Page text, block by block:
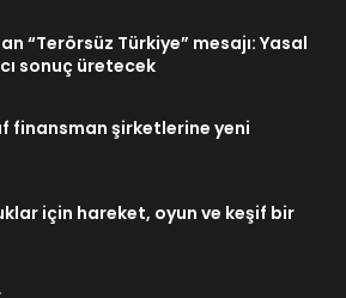
“Terörsüz Türkiye” mesajı: Yasal
sonuç üretecek
finansman şirketlerine yeni
için hareket, oyun ve keşif bir